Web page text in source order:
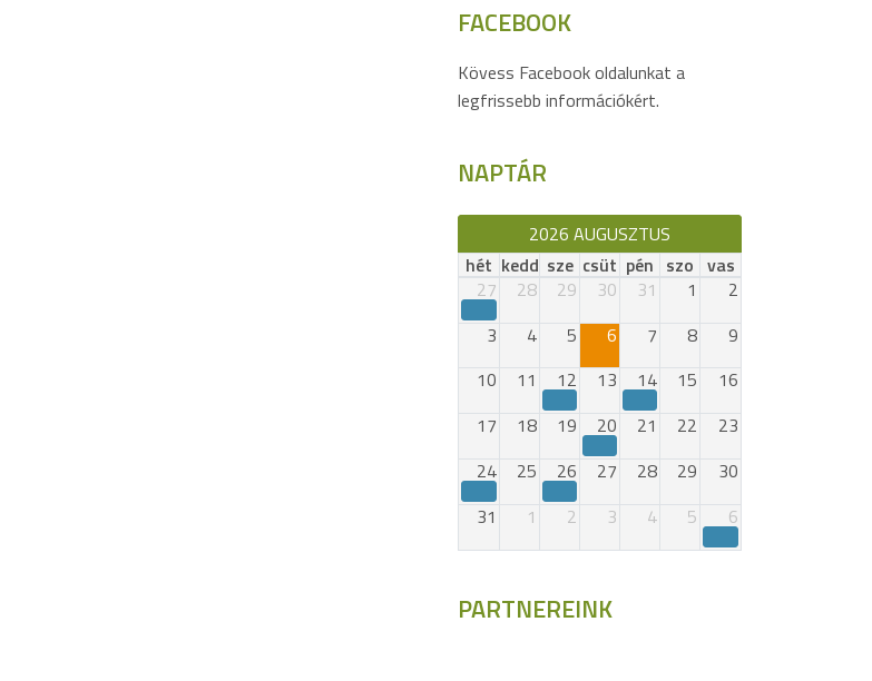
FACEBOOK
Kövess Facebook oldalunkat a
legfrissebb információkért.
NAPTÁR
2026 AUGUSZTUS
hét kedd sze csüt pén szo vas
27
28 29 30 31 1
2
3
4 5 6 7 8
9
10
11 12 13 14 15
16
17
18 19 20 21 22
23
24
25 26 27 28 29
30
31
1 2 3 4 5 6
PARTNEREINK